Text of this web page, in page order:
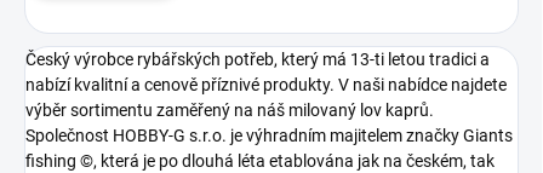
Český výrobce rybářských potřeb, který má 13-ti letou tradici a
nabízí kvalitní a cenově příznivé produkty. V naši nabídce najdete
výběr sortimentu zaměřený na náš milovaný lov kaprů.
Společnost HOBBY-G s.r.o. je výhradním majitelem značky Giants
fishing ©, která je po dlouhá léta etablována jak na českém, tak